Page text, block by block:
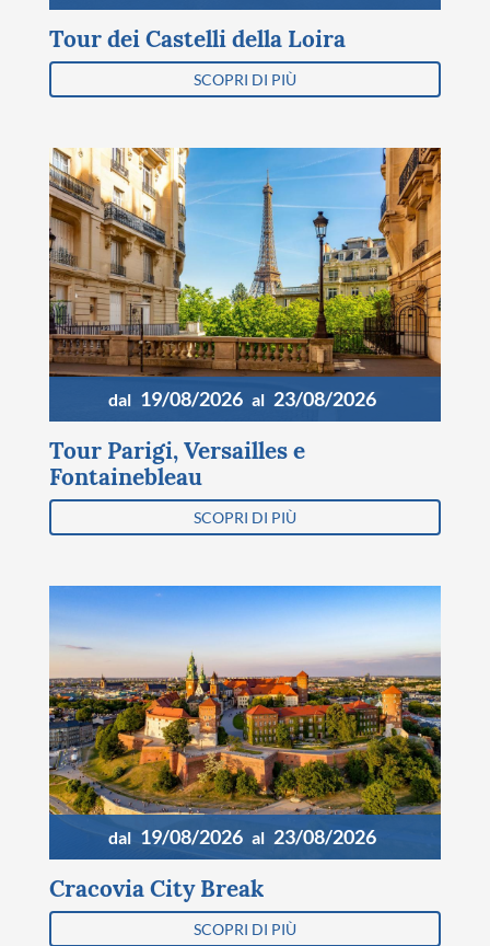
Tour dei Castelli della Loira
SCOPRI DI PIÙ
dal 19/08/2026 al 23/08/2026
Tour Parigi, Versailles e
Fontainebleau
SCOPRI DI PIÙ
dal 19/08/2026 al 23/08/2026
Cracovia City Break
SCOPRI DI PIÙ